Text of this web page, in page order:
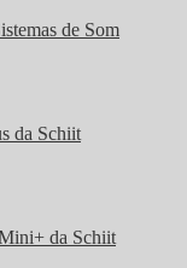
de Som
da Schiit
da Schiit